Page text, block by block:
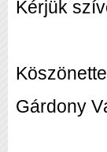
Kérjük
Gárdony